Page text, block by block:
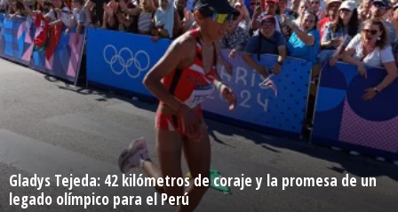
Gladys Tejeda: 42 kilómetros de coraje y la promesa de un
legado olímpico para el Perú